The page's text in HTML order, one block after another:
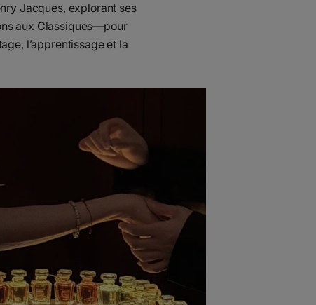
Jacques, explorant ses
aux Classiques—pour
l’apprentissage et la